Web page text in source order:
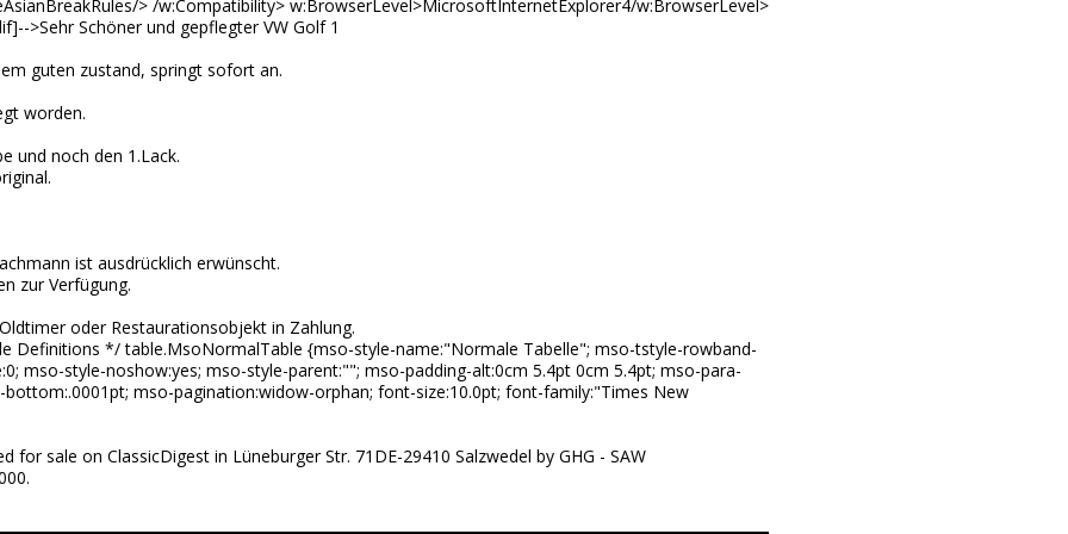
> /w:Compatibility> w:BrowserLevel>MicrosoftInternetExplorer4/w:BrowserLevel>
>Sehr Schöner und gepflegter VW Golf 1
guten zustand, springt sofort an.
worden.
und noch den 1.Lack.
ist ausdrücklich erwünscht.
zur Verfügung.
oder Restaurationsobjekt in Zahlung.
Definitions */ table.MsoNormalTable {mso-style-name:"Normale Tabelle"; mso-tstyle-rowband-
mso-style-noshow:yes; mso-style-parent:""; mso-padding-alt:0cm 5.4pt 0cm 5.4pt; mso-para-
mso-pagination:widow-orphan; font-size:10.0pt; font-family:"Times New
for sale on ClassicDigest in Lüneburger Str. 71DE-29410 Salzwedel by GHG - SAW